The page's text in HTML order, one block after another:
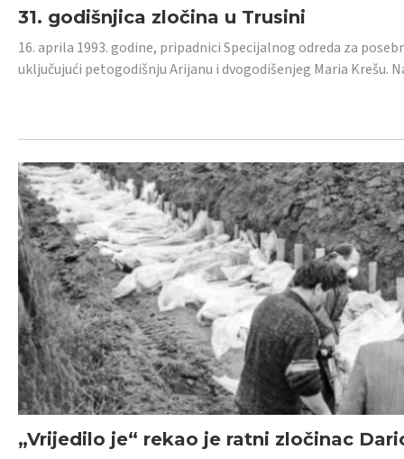
31. godišnjica zločina u Trusini
16. aprila 1993. godine, pripadnici Specijalnog odreda za
uključujući petogodišnju Arijanu i dvogodišenjeg Maria Krešu.
„Vrijedilo je“ rekao je ratni zločinac